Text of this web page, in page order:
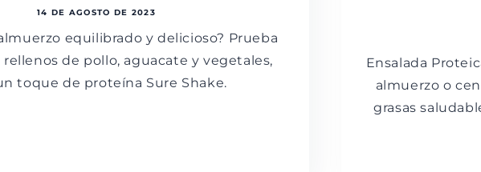
14 DE AGOSTO DE 2023
equilibrado y delicioso? Prueba
rellenos de pollo, aguacate y vegetales,
toque de proteína Sure Shake.
Ensalada
almuerzo o
grasas